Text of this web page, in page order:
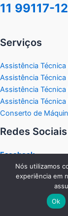
11 99117-
Serviços
Assistência
Assistência
Assistência
Assistência
Conserto de
Redes Sociais
Facebook
Instagram
Nós utilizamos
experiência em
Ok